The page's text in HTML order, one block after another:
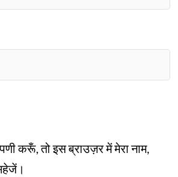
करूँ, तो इस ब्राउज़र में मेरा नाम,